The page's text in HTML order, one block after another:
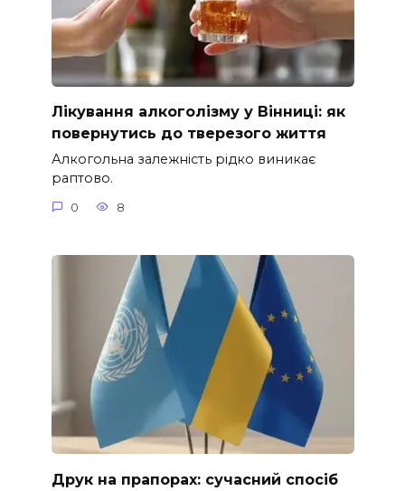
Лікування алкоголізму у Вінниці: як
повернутись до тверезого життя
Алкогольна залежність рідко виникає
раптово.
0 8
Друк на прапорах: сучасний спосіб